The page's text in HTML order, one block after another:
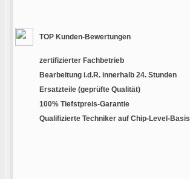
TOP Kunden-Bewertungen
zertifizierter Fachbetrieb
Bearbeitung i.d.R. innerhalb 24. Stunden
Ersatzteile (geprüfte Qualität)
100% Tiefstpreis-Garantie
Qualifizierte Techniker auf Chip-Level-Basis